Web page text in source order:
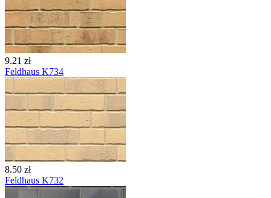
9.21 zł
Feldhaus K734
8.50 zł
Feldhaus K732